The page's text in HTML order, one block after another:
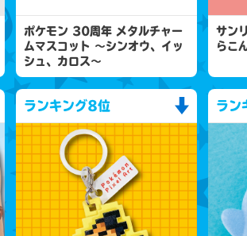
ポケモン 30周年 メタルチャー
ムマスコット 〜シンオウ、イッ
シュ、カロス〜
サン
らこ
ランキング8位 ラン